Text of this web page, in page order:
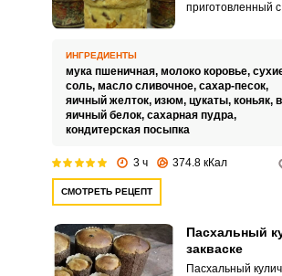
приготовленный
алкогольный
выраженным, не
предварительно
изюм в коньяке.
ИНГРЕДИЕНТЫ
мука пшеничная, молоко коровье,
соль, масло сливочное, сахар-песок,
яичный желток, изюм, цукаты, коньяк,
яичный белок, сахарная пудра,
кондитерская посыпка
3 ч 374.8 кКал
СМОТРЕТЬ РЕЦЕПТ
Пасхальный
закваске
Пасхальный